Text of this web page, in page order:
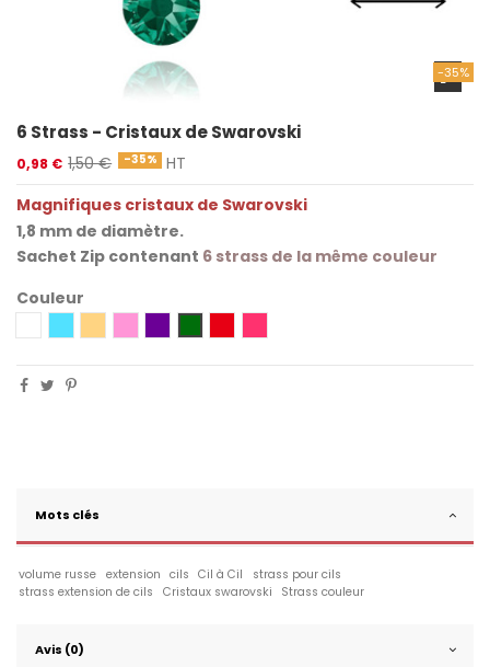
-35%
6 Strass - Cristaux de Swarovski
0,98 € 1,50 € -35% HT
Magnifiques cristaux de Swarovski
1,8 mm de diamètre.
Sachet Zip contenant 6 strass de la même couleur
Couleur
Mots clés
volume russe extension cils Cil à Cil
strass pour cils
strass extension de cils
Cristaux swarovski Strass couleur
Avis (0)